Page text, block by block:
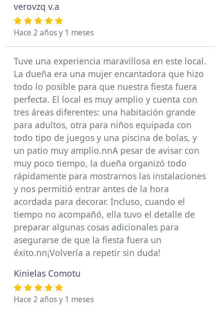
verovzq v.a
Hace 2 años y 1 meses
Tuve una experiencia maravillosa en este local.
La dueña era una mujer encantadora que hizo
todo lo posible para que nuestra fiesta fuera
perfecta. El local es muy amplio y cuenta con
tres áreas diferentes: una habitación grande
para adultos, otra para niños equipada con
todo tipo de juegos y una piscina de bolas, y
un patio muy amplio.nnA pesar de avisar con
muy poco tiempo, la dueña organizó todo
rápidamente para mostrarnos las instalaciones
y nos permitió entrar antes de la hora
acordada para decorar. Incluso, cuando el
tiempo no acompañó, ella tuvo el detalle de
preparar algunas cosas adicionales para
asegurarse de que la fiesta fuera un
éxito.nn¡Volvería a repetir sin duda!
Kinielas Comotu
Hace 2 años y 1 meses